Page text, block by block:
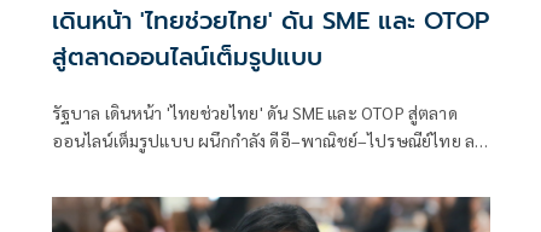
เดินหน้า 'ไทยช่วยไทย' ดัน SME และ OTOP
สู่ตลาดออนไลน์เต็มรูปแบบ
รัฐบาล เดินหน้า 'ไทยช่วยไทย' ดัน SME และ OTOP สู่ตลาด
ออนไลน์เต็มรูปแบบ ผนึกกำลัง ดีอี–พาณิชย์–ไปรษณีย์ไทย ลด